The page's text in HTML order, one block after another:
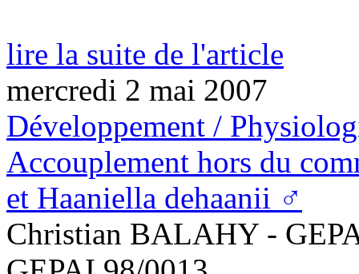
lire la suite de l'article
mercredi 2 mai 2007
Développement /
Accouplement hors du
et Haaniella dehaanii ♂
Christian BALAHY -